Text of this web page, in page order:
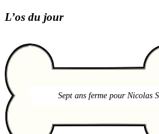
L’os du jour
Sept ans ferme pour Nicolas